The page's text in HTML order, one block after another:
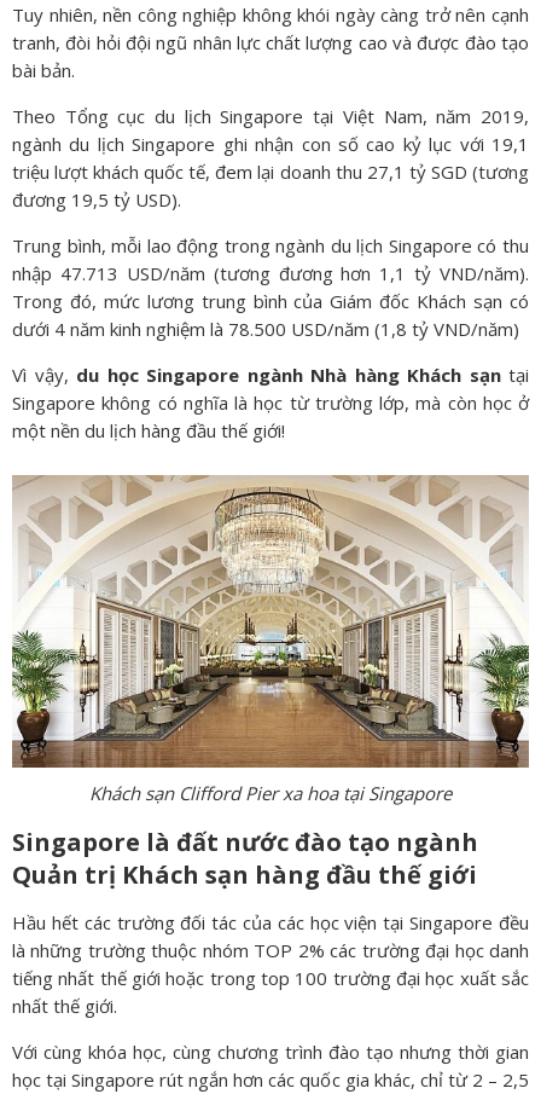
Tuy nhiên, nền công nghiệp không khói ngày càng trở nên cạnh
tranh, đòi hỏi đội ngũ nhân lực chất lượng cao và được đào tạo
bài bản.
Theo Tổng cục du lịch Singapore tại Việt Nam, năm 2019,
ngành du lịch Singapore ghi nhận con số cao kỷ lục với 19,1
triệu lượt khách quốc tế, đem lại doanh thu 27,1 tỷ SGD (tương
đương 19,5 tỷ USD).
Trung bình, mỗi lao động trong ngành du lịch Singapore có thu
nhập 47.713 USD/năm (tương đương hơn 1,1 tỷ VND/năm).
Trong đó, mức lương trung bình của Giám đốc Khách sạn có
dưới 4 năm kinh nghiệm là 78.500 USD/năm (1,8 tỷ VND/năm)
Vì vậy, du học Singapore ngành Nhà hàng Khách sạntại
Singapore không có nghĩa là học từ trường lớp, mà còn học ở
một nền du lịch hàng đầu thế giới!
Khách sạn Clifford Pier xa hoa tại Singapore
Singapore là đất nước đào tạo ngành
Quản trị Khách sạn hàng đầu thế giới
Hầu hết các trường đối tác của các học viện tại Singapore đều
là những trường thuộc nhóm TOP 2% các trường đại học danh
tiếng nhất thế giới hoặc trong top 100 trường đại học xuất sắc
nhất thế giới.
Với cùng khóa học, cùng chương trình đào tạo nhưng thời gian
học tại Singapore rút ngắn hơn các quốc gia khác, chỉ từ 2 – 2,5